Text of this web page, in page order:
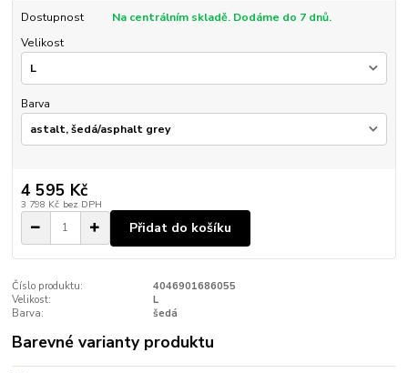
Dostupnost
Na centrálním skladě. Dodáme do 7 dnů.
Velikost
Barva
4 595 Kč
3 798 Kč bez DPH
Přidat do košíku
Číslo produktu:
4046901686055
Velikost:
L
Barva:
šedá
Barevné varianty produktu